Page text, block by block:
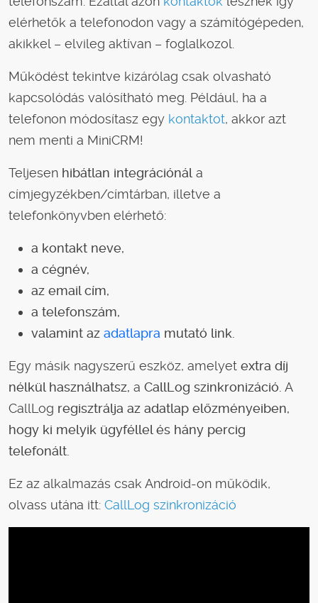
elérhetők a telefonodon vagy a számítógépeden,
akikkel – elvileg aktívan – foglalkozol.
Működést tekintve kizárólag csak olvasható
kapcsolódás valósítható meg. Például, ha a
telefonon módosítasz egy kontaktot, akkor azt
nem menti a MiniCRM!
Teljesen hibátlan integrációnál a
címjegyzékben/címtárban, illetve a
telefonkönyvben elérhető:
a kontakt neve,
a cégnév,
az email cím,
a telefonszám,
valamint az adatlapra mutató link.
Egy másik nagyszerű eszköz, amelyet extra díj
nélkül használhatsz, a CallLog szinkronizáció. A
CallLog regisztrálja az adatlap előzményeiben,
hogy ki melyik ügyféllel és hány percig
telefonált.
Ez az alkalmazás csak Android-on működik,
olvass utána itt: CallLog szinkronizáció